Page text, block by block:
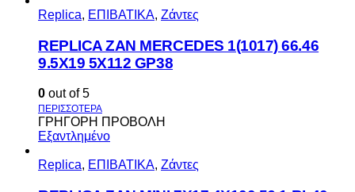
Replica, ΕΠΙΒΑΤΙΚΑ, Ζάντες
REPLICA ZAN MERCEDES 1(1017) 66.46
9.5X19 5X112 GP38
0 out of 5
ΓΡΗΓΟΡΗ ΠΡΟΒΟΛΗ
Εξαντλημένο
Replica, ΕΠΙΒΑΤΙΚΑ, Ζάντες